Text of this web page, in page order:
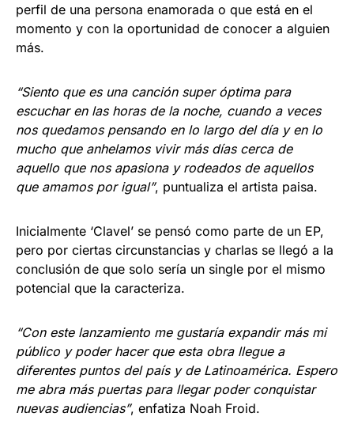
perfil de una persona enamorada o que está en el
momento y con la oportunidad de conocer a alguien
más.
“Siento que es una canción super óptima para
escuchar en las horas de la noche, cuando a veces
nos quedamos pensando en lo largo del día y en lo
mucho que anhelamos vivir más días cerca de
aquello que nos apasiona y rodeados de aquellos
que amamos por igual”, puntualiza el artista paisa.
Inicialmente ‘Clavel’ se pensó como parte de un EP,
pero por ciertas circunstancias y charlas se llegó a la
conclusión de que solo sería un single por el mismo
potencial que la caracteriza.
“Con este lanzamiento me gustaría expandir más mi
público y poder hacer que esta obra llegue a
diferentes puntos del país y de Latinoamérica. Espero
me abra más puertas para llegar poder conquistar
nuevas audiencias”, enfatiza Noah Froid.